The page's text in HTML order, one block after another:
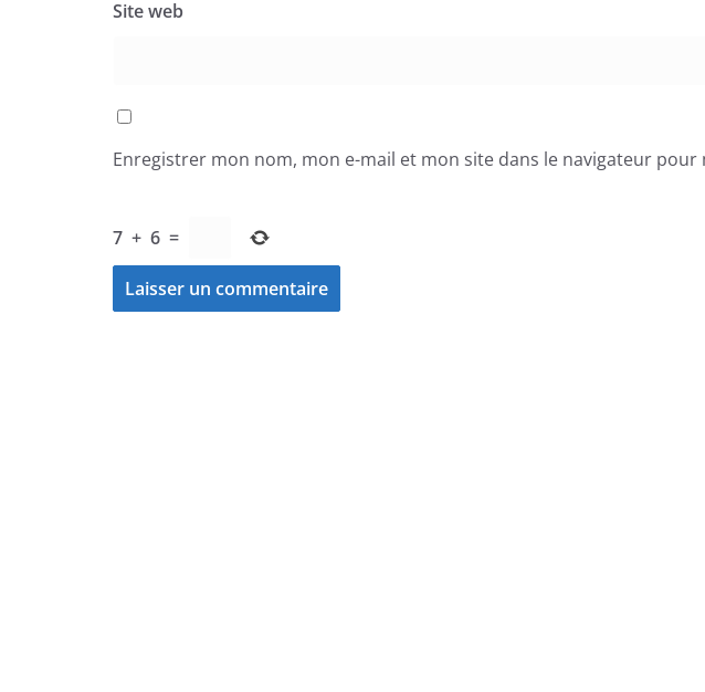
Site web
Enregistrer mon nom, mon e-mail et mon site dans le navigateur
7 + 6 =